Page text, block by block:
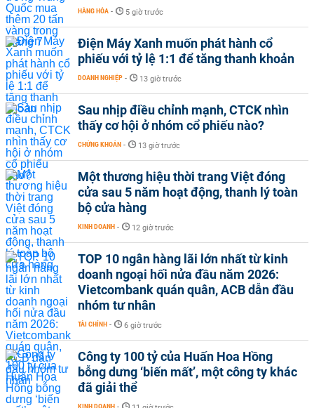
HÀNG HÓA - 5 giờ trước
Điện Máy Xanh muốn phát hành cổ
phiếu với tỷ lệ 1:1 để tăng thanh khoản
DOANH NGHIỆP - 13 giờ trước
Sau nhịp điều chỉnh mạnh, CTCK nhìn
thấy cơ hội ở nhóm cổ phiếu nào?
CHỨNG KHOÁN - 13 giờ trước
Một thương hiệu thời trang Việt đóng
cửa sau 5 năm hoạt động, thanh lý toàn
bộ cửa hàng
KINH DOANH - 12 giờ trước
TOP 10 ngân hàng lãi lớn nhất từ kinh
doanh ngoại hối nửa đầu năm 2026:
Vietcombank quán quân, ACB dẫn đầu
nhóm tư nhân
TÀI CHÍNH - 6 giờ trước
Công ty 100 tỷ của Huấn Hoa Hồng
bỗng dưng ‘biến mất’, một công ty khác
đã giải thể
KINH DOANH